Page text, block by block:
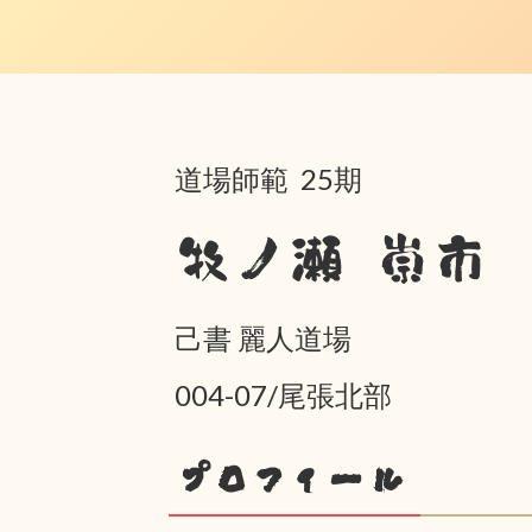
道場師範 25期
牧ノ瀬 崇市
己書 麗人道場
004-07/尾張北部
プロフィール